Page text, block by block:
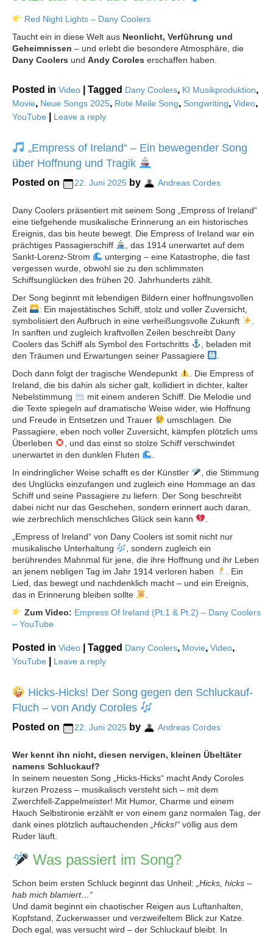
Red Night Lights – Dany Coolers
Taucht ein in diese Welt aus Neonlicht, Verführung und
Geheimnissen – und erlebt die besondere Atmosphäre, die
Dany Coolers und Andy Coroles erschaffen haben.
Posted in Video Tagged Dany Coolers, KI Musikproduktion,
Movie, Neue Songs 2025, Rote Meile Song, Songwriting, Video,
YouTube Leave a reply
„Empress of Ireland“ – Ein bewegender Song
über Hoffnung und Tragik
Posted on 22. Juni 2025 by Andreas Cordes
Dany Coolers präsentiert mit seinem Song „Empress of Ireland“
eine tiefgehende musikalische Erinnerung an ein historisches
Ereignis, das bis heute bewegt. Die Empress of Ireland war ein
prächtiges Passagierschiff
, das 1914 unerwartet auf dem
Sankt-Lorenz-Strom
unterging – eine Katastrophe, die fast
vergessen wurde, obwohl sie zu den schlimmsten
Schiffsunglücken des frühen 20. Jahrhunderts zählt.
Der Song beginnt mit lebendigen Bildern einer hoffnungsvollen
Zeit
: Ein majestätisches Schiff, stolz und voller Zuversicht,
symbolisiert den Aufbruch in eine verheißungsvolle Zukunft
In sanften und zugleich kraftvollen Zeilen beschreibt Dany
Coolers das Schiff als Symbol des Fortschritts
, beladen mit
den Träumen und Erwartungen seiner Passagiere
Doch dann folgt der tragische Wendepunkt
. Die Empress of
Ireland, die bis dahin als sicher galt, kollidiert in dichter, kalter
Nebelstimmung
mit einem anderen Schiff. Die Melodie und
die Texte spiegeln auf dramatische Weise wider, wie Hoffnung
und Freude in Entsetzen und Trauer
umschlagen. Die
Passagiere, eben noch voller Zuversicht, kämpfen plötzlich ums
Überleben
, und das einst so stolze Schiff verschwindet
unerwartet in den dunklen Fluten
In eindringlicher Weise schafft es der Künstler
, die Stimmung
des Unglücks einzufangen und zugleich eine Hommage an das
Schiff und seine Passagiere zu liefern. Der Song beschreibt
dabei nicht nur das Geschehen, sondern erinnert auch daran,
wie zerbrechlich menschliches Glück sein kann
„Empress of Ireland“ von Dany Coolers ist somit nicht nur
musikalische Unterhaltung
, sondern zugleich ein
berührendes Mahnmal für jene, die ihre Hoffnung und ihr Leben
an jenem nebligen Tag im Jahr 1914 verloren haben
. Ein
Lied, das bewegt und nachdenklich macht – und ein Ereignis,
das in Erinnerung bleiben sollte
Zum Video: Empress Of Ireland (Pt.1 & Pt.2) – Dany Coolers
– YouTube
Posted in Video Tagged Dany Coolers, Movie, Video,
YouTube Leave a reply
Hicks-Hicks! Der Song gegen den Schluckauf-
Fluch – von Andy Coroles
Posted on 22. Juni 2025 by Andreas Cordes
Wer kennt ihn nicht, diesen nervigen, kleinen Übeltäter
namens Schluckauf?
In seinem neuesten Song „Hicks-Hicks“ macht Andy Coroles
kurzen Prozess – musikalisch versteht sich – mit dem
Zwerchfell-Zappelmeister! Mit Humor, Charme und einem
Hauch Selbstironie erzählt er von einem ganz normalen Tag, der
dank eines plötzlich auftauchenden
„Hicks!“ völlig aus dem
Ruder läuft.
Was passiert im Song?
Schon beim ersten Schluck beginnt das Unheil:
„Hicks, hicks –
hab mich blamiert…“
Und damit beginnt ein chaotischer Reigen aus Luftanhalten,
Kopfstand, Zuckerwasser und verzweifeltem Blick zur Katze.
Doch egal, was versucht wird – der Schluckauf bleibt. In